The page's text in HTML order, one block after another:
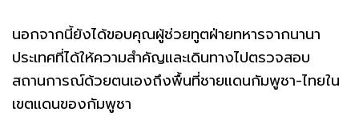
นอกจากนี้ยังได้ขอบคุณผู้ช่วยทูตฝ่ายทหารจากนานา
ประเทศที่ได้ให้ความสำคัญและเดินทางไปตรวจสอบ
สถานการณ์ด้วยตนเองถึงพื้นที่ชายแดนกัมพูชา-ไทยใน
เขตแดนของกัมพูชา